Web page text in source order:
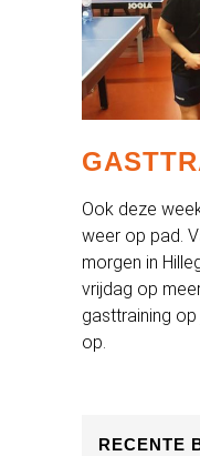
Ook deze
weer op pad.
morgen in
vrijdag op
gasttraining
op.
RECENTE